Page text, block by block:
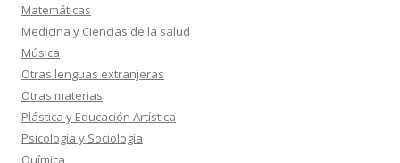
Matemáticas
Medicina y Ciencias de la salud
Música
Otras lenguas extranjeras
Otras materias
Plástica y Educación Artística
Psicología y Sociología
Química